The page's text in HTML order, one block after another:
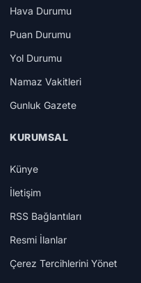
Hava Durumu
Puan Durumu
Yol Durumu
Namaz Vakitleri
Gunluk Gazete
KURUMSAL
Künye
İletişim
RSS Bağlantıları
Resmi İlanlar
Çerez Tercihlerini Yönet